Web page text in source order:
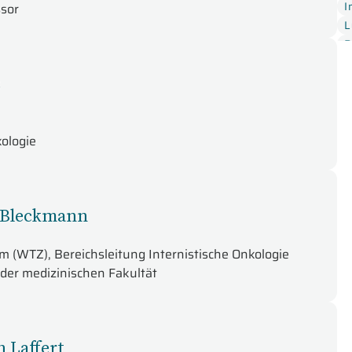
(WTZ), Bereichsleitung Internistische Onkologie
medizinischen Fakultät
Laffert